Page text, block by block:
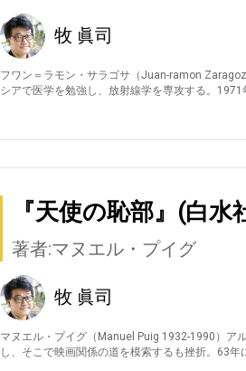
牧 眞司
フワン＝ラモン・サラゴサ（Juan-ramon
シアで医学を勉強し、放射線学を専攻する。
『天使の恥部』(白水
著者:マヌエル・プイグ
牧 眞司
マヌエル・プイグ（Manuel Puig 1932-1990）ア
し、そこで映画関係の道を模索するも挫折。63年